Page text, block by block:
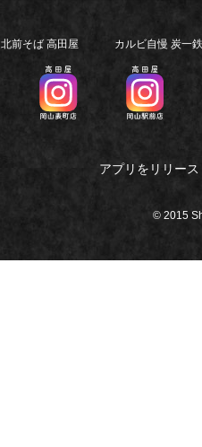
北前そば 高田屋 カルビ自慢 炭一鉄
アプリをリリー
© 2015